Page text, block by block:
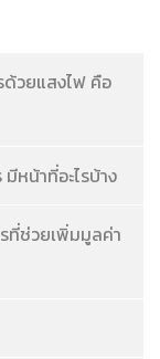
ด้วยแสงไฟ คือ
หน้าที่อะไรบ้าง
ที่ช่วยเพิ่มมูลค่า